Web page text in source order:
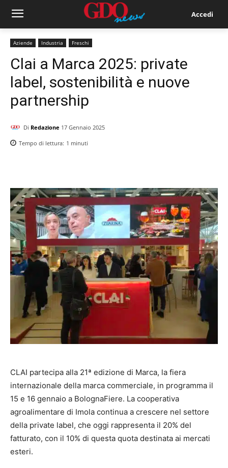
Accedi
Aziende Industria Freschi
Clai a Marca 2025: private
label, sostenibilità e nuove
partnership
Di Redazione 17 Gennaio 2025
Tempo di lettura: 1 minuti
CLAI partecipa alla 21ª edizione di Marca, la fiera
internazionale della marca commerciale, in programma il
15 e 16 gennaio a BolognaFiere. La cooperativa
agroalimentare di Imola continua a crescere nel settore
della private label, che oggi rappresenta il 20% del
fatturato, con il 10% di questa quota destinata ai mercati
esteri.